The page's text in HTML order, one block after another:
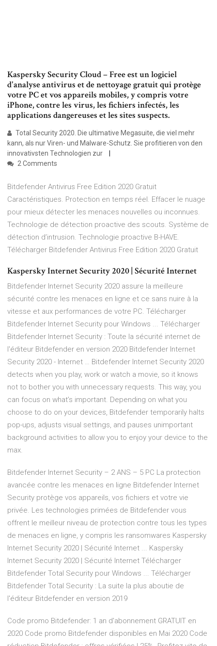
Kaspersky Security Cloud – Free est un logiciel
d'analyse antivirus et de nettoyage gratuit qui protège
votre PC et vos appareils mobiles, y compris votre
iPhone, contre les virus, les fichiers infectés, les
applications dangereuses et les sites suspects.
Total Security 2020. Die ultimative Megasuite, die viel mehr
kann, als nur Viren- und Malware-Schutz. Sie profitieren von den
innovativsten Technologien zur
2 Comments
Bitdefender Antivirus Free Edition 2020 Gratuit
Caractéristiques. Protection en temps réel. Effacer le nuage
pour mieux détecter les menaces nouvelles ou inconnues.
Technologie de détection proactive des scouts. Système de
détection d’intrusion. Technologie proactive B-HAVE.
Télécharger Bitdefender Antivirus Free Edition 2020 Gratuit
Kaspersky Internet Security 2020 | Sécurité Internet
Bitdefender Internet Security 2020 assure la meilleure
sécurité contre les menaces en ligne et ce sans nuire à la
vitesse et aux performances de votre PC. Télécharger
Bitdefender Internet Security pour Windows ... Télécharger
Bitdefender Internet Security : Toute la sécurité internet de
l'éditeur Bitdefender en version 2020 Bitdefender Internet
Security 2020 - Internet … Bitdefender Internet Security 2020
detects when you play, work or watch a movie, so it knows
not to bother you with unnecessary requests. This way, you
can focus on what’s important. Depending on what you
choose to do on your devices, Bitdefender temporarily halts
pop-ups, adjusts visual settings, and pauses unimportant
background activities to allow you to enjoy your device to the
max.
Bitdefender Internet Security – 2 ANS – 5 PC La protection
avancée contre les menaces en ligne Bitdefender Internet
Security protège vos appareils, vos fichiers et votre vie
privée. Les technologies primées de Bitdefender vous
offrent le meilleur niveau de protection contre tous les types
de menaces en ligne, y compris les ransomwares Kaspersky
Internet Security 2020 | Sécurité Internet ... Kaspersky
Internet Security 2020 | Sécurité Internet Télécharger
Bitdefender Total Security pour Windows ... Télécharger
Bitdefender Total Security : La suite la plus aboutie de
l'éditeur Bitdefender en version 2019
Code promo Bitdefender: 1 an d'abonnement GRATUIT en
2020 Code promo Bitdefender disponibles en Mai 2020 Code